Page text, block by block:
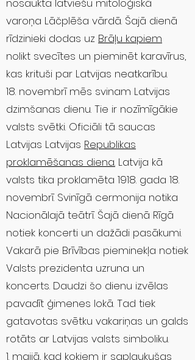
nosaukta latviešu mitoloģiskā
varoņa Lāčplēša vārdā. Šajā dienā
rīdzinieki dodas uz Brāļu kapiem
nolikt svecītes un pieminēt karavīrus,
kas krituši par Latvijas neatkarību.
18. novembrī mēs svinam Latvijas
dzimšanas dienu. Tie ir nozīmīgākie
valsts svētki. Oficiāli tā saucas
Latvijas Latvijas Republikas
proklamēšanas diena. Latvija kā
valsts tika proklamēta 1918. gada 18.
novembrī. Svinīgā cermonija notika
Nacionālajā teātrī. Šajā dienā Rīgā
notiek koncerti un dažādi pasākumi.
Vakarā pie Brīvības pieminekļa notiek
Valsts prezidenta uzruna un
koncerts. Daudzi šo dienu izvēlas
pavadīt ģimenes lokā. Tad tiek
gatavotas svētku vakariņas un galds
rotāts ar Latvijas valsts simboliku.
1. maijā, kad kokiem ir saplaukušas